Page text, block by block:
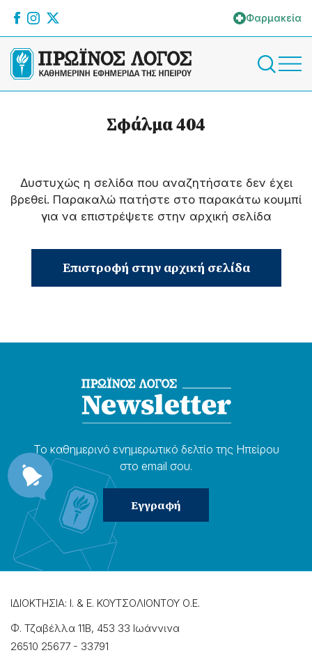
Φαρμακεία
Σφάλμα 404
Δυστυχώς η σελίδα που αναζητήσατε δεν έχει
βρεθεί. Παρακαλώ πατήστε στο παρακάτω κουμπί
για να επιστρέψετε στην αρχική σελίδα
Επιστροφή στην αρχική σελίδα
Το καθημερɩνό ενημερωτɩκό δελτίο της Ηπείρου
στο email σου.
ΙΔΙΟΚΤΗΣΙΑ: Ι. & Ε. ΚΟΥΤΣΟΛΙΟΝΤΟΥ Ο.Ε.
Φ. Τζαβέλλα 11Β, 453 33 Ιωάννɩνα
26510 25677 - 33791